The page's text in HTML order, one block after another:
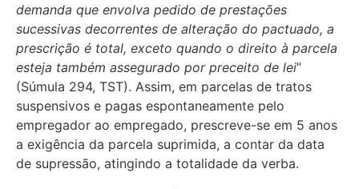
demanda que envolva pedido de prestações
sucessivas decorrentes de alteração do pactuado, a
prescrição é total, exceto quando o direito à parcela
esteja também assegurado por preceito de lei”
(Súmula 294, TST). Assim, em parcelas de tratos
suspensivos e pagas espontaneamente pelo
empregador ao empregado, prescreve-se em 5 anos
a exigência da parcela suprimida, a contar da data
de supressão, atingindo a totalidade da verba.